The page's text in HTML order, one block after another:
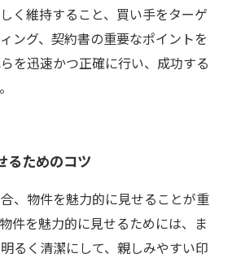
く維持すること、買い手をターゲ
ング、契約書の重要なポイントを
を迅速かつ正確に行い、成功する
るためのコツ
、物件を魅力的に見せることが重
件を魅力的に見せるためには、ま
るく清潔にして、親しみやすい印